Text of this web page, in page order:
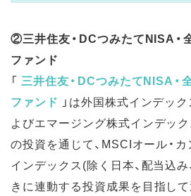
②三井住友・DCつみたてNISA・
ファンド
「 三井住友・DCつみたてNISA・
ファンド 」は外国株式インデッ
よびエマージング株式インデッ
の投資を通じて、MSCIオール・カ
インデックス(除く日本、配当込
きに連動する投資成果を目指して